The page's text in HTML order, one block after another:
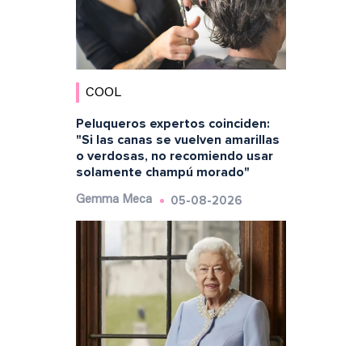
COOL
Peluqueros expertos coinciden:
"Si las canas se vuelven amarillas
o verdosas, no recomiendo usar
solamente champú morado"
Gemma Meca 05-08-2026